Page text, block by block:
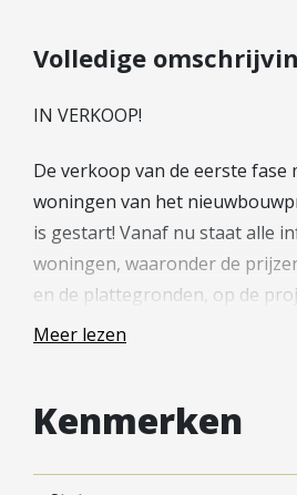
Starterslening
Banken
Reviews
Contact
Leer ons kennen
Over Ons
FAQ
Volledige
IN VERKOOP!
De verkoop van de eerste fase
woningen van het
is gestart! Vanaf nu staat alle
woningen, waaronder de
en de plattegronden, op de
(nieuwbouw-meerkerk.nl).
Droomweide krijgt een dorps
karakter. Je maakt er
Meer lezen
Kenmerken